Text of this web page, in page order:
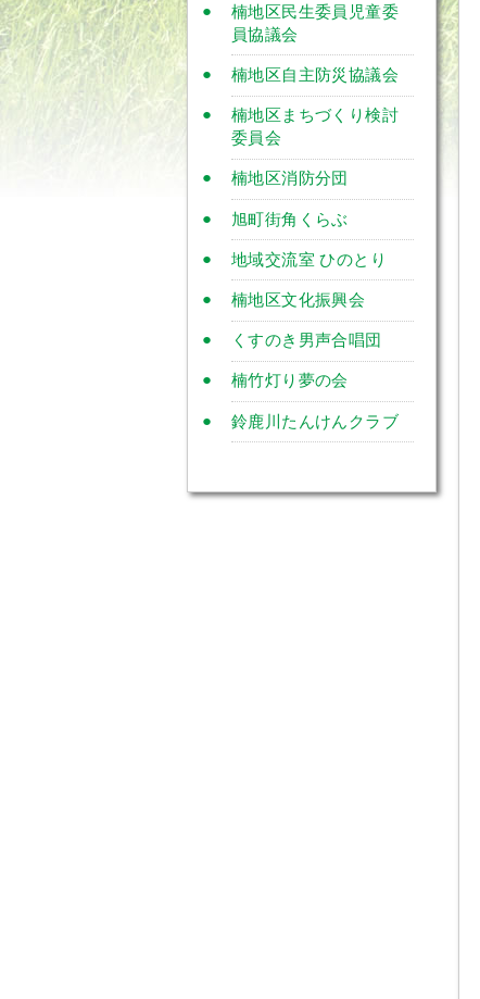
楠地区民生委員児童委
員協議会
楠地区自主防災協議会
楠地区まちづくり検討
委員会
楠地区消防分団
旭町街角くらぶ
地域交流室 ひのとり
楠地区文化振興会
くすのき男声合唱団
楠竹灯り夢の会
鈴鹿川たんけんクラブ